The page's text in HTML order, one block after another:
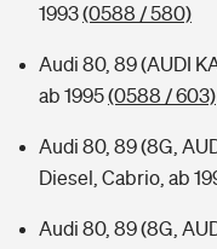
1993(0588 / 580)
Audi 80, 89 (AUDI
ab 1995(0588 / 603)
Audi 80, 89 (8G,
Diesel, Cabrio, ab
Audi 80, 89 (8G,